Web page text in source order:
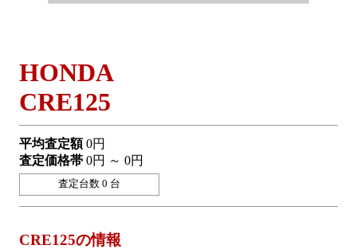
HONDA
CRE125
平均査定額0円
査定価格帯 0円 ～ 0円
査定台数 0 台
CRE125の情報